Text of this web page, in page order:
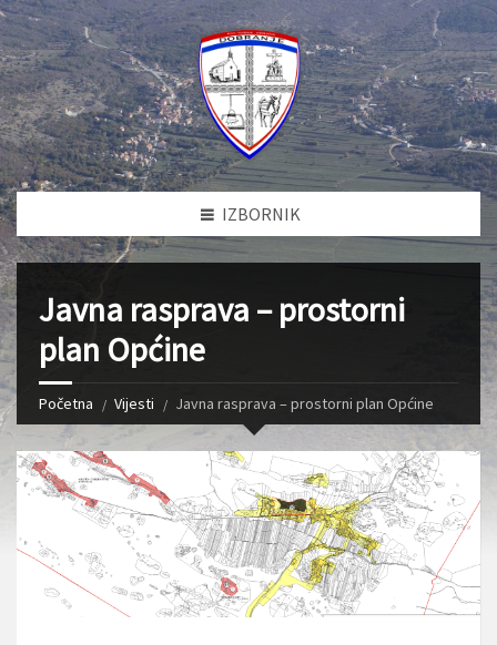
IZBORNIK
Javna rasprava – prostorni
plan Općine
Početna Vijesti Javna rasprava – prostorni plan Općine